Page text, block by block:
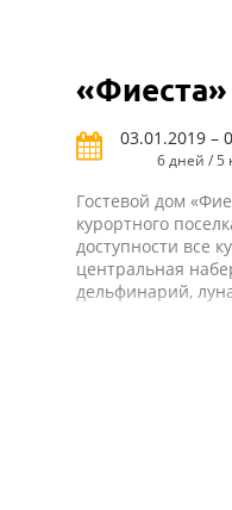
«Фиеста»
03.01.2019 –
6 дней / 5
Гостевой дом
курортного
доступности все
центральная
дельфинарий,